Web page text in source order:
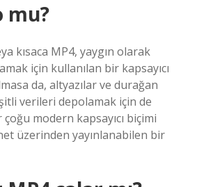
mu?
kısaca MP4, yaygın olarak
için kullanılan bir kapsayıcı
da, altyazılar ve durağan
verileri depolamak için de
modern kapsayıcı biçimi
üzerinden yayınlanabilen bir